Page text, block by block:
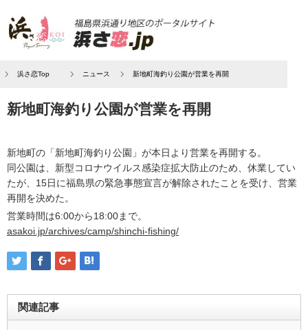
浜さ恋Top ニュース 新地町海釣り公園が営業を再開
新地町海釣り公園が営業を再開
新地町の「新地町海釣り公園」が本日より営業を再開する。
同公園は、新型コロナウイルス感染症拡大防止のため、休業してい
たが、15日に福島県の緊急事態宣言が解除されたことを受け、営業
再開を決めた。
営業時間は6:00から18:00まで。
asakoi.jp/archives/camp/shinchi-fishing/
関連記事